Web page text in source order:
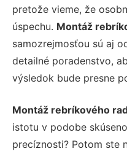
pretože vieme, že
úspechu. Montáž
samozrejmosťou sú aj
detailné poradenstvo,
výsledok bude presne
Montáž rebríkového
istotu v podobe
precíznosti? Potom ste